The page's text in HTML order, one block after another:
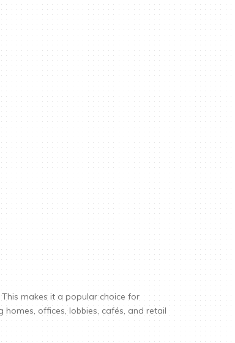
makes it a popular choice for
offices, lobbies, cafés, and retail